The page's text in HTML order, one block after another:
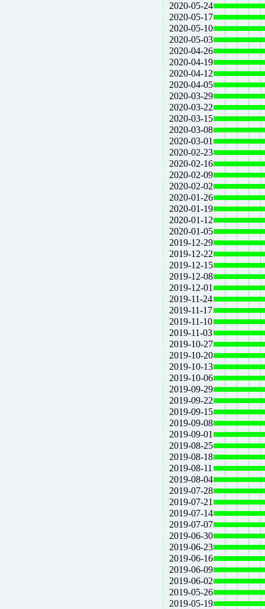
2020-05-24
2020-05-17
2020-05-10
2020-05-03
2020-04-26
2020-04-19
2020-04-12
2020-04-05
2020-03-29
2020-03-22
2020-03-15
2020-03-08
2020-03-01
2020-02-23
2020-02-16
2020-02-09
2020-02-02
2020-01-26
2020-01-19
2020-01-12
2020-01-05
2019-12-29
2019-12-22
2019-12-15
2019-12-08
2019-12-01
2019-11-24
2019-11-17
2019-11-10
2019-11-03
2019-10-27
2019-10-20
2019-10-13
2019-10-06
2019-09-29
2019-09-22
2019-09-15
2019-09-08
2019-09-01
2019-08-25
2019-08-18
2019-08-11
2019-08-04
2019-07-28
2019-07-21
2019-07-14
2019-07-07
2019-06-30
2019-06-23
2019-06-16
2019-06-09
2019-06-02
2019-05-26
2019-05-19